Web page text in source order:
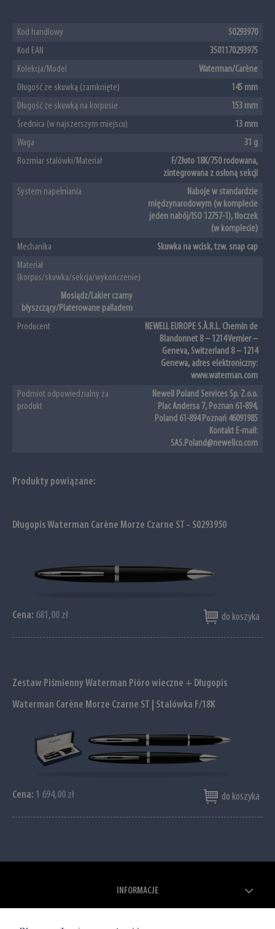
Kod handlowy
S0293970
Kod EAN
3501170293975
Kolekcja/Model
Waterman/Carène
Długość ze skuwką (zamknięte)
145 mm
Długość ze skuwką na korpusie
153 mm
Średnica (w najszerszym miejscu)
13 mm
Waga
31 g
Rozmiar stalówki/Materiał
F/Złoto 18K/750 rodowana,
zintegrowana z osłoną sekcji
System napełniania
Naboje w standardzie
międzynarodowym (w komplecie
jeden nabój/ISO 12757-1), tłoczek
(w komplecie)
Mechanika
Skuwka na wcisk, tzw. snap cap
Materiał
(korpus/skuwka/sekcja/wykończenie)
Mosiądz/Lakier czarny
błyszczący/Platerowane palladem
Producent
NEWELL EUROPE S.À.R.L. Chemin de
Blandonnet 8 – 1214 Vernier –
Geneva, Switzerland 8 – 1214
Genewa, adres elektroniczny:
www.waterman.com
Podmiot odpowiedzialny za
produkt
Newell Poland Services Sp. Z.o.o.
Plac Andersa 7, Poznan 61-894,
Poland 61-894 Poznań 46091985
Kontakt E-mail:
SAS.Poland@newellco.com
Produkty powiązane:
Długopis Waterman Carène Morze Czarne ST - S0293950
Cena: 681,00 zł do koszyka
Zestaw Piśmienny Waterman Pióro wieczne + Długopis
Waterman Carène Morze Czarne ST | Stalówka F/18K
Cena: 1 694,00 zł do koszyka
INFORMACJE